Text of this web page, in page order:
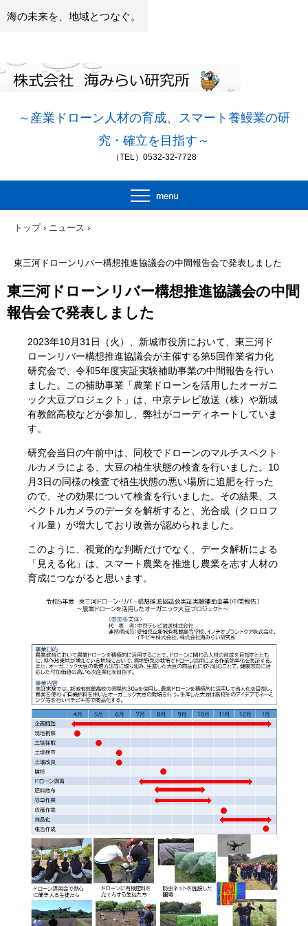
海の未来を、地域とつなぐ。
～産業ドローン人材の育成、スマート養鰻業の研
究・確立を目指す～
（TEL）0532-32-7728
トップ › ニュース ›
東三河ドローンリバー構想推進協議会の中間報告会で発表しました
東三河ドローンリバー構想推進協議会の中間
報告会で発表しました
2023年10月31日（火）、新城市役所において、東三河ド
ローンリバー構想推進協議会が主催する第5回作業省力化
研究会で、令和5年度実証実験補助事業の中間報告を行い
ました。この補助事業「農業ドローンを活用したオーガニ
ック大豆プロジェクト」は、中京テレビ放送（株）や新城
有教館高校などが参加し、弊社がコーディネートしていま
す。
研究会当日の午前中は、同校でドローンのマルチスペクト
ルカメラによる、大豆の植生状態の検査を行いました。10
月3日の同様の検査で植生状態の悪い場所に追肥を行った
ので、その効果について検査を行いました。その結果、ス
ペクトルカメラのデータを解析すると、光合成（クロロフ
ィル量）が増大しており改善が認められました。
このように、視覚的な判断だけでなく、データ解析による
「見える化」は、スマート農業を推進し農業を志す人材の
育成につながると思います。